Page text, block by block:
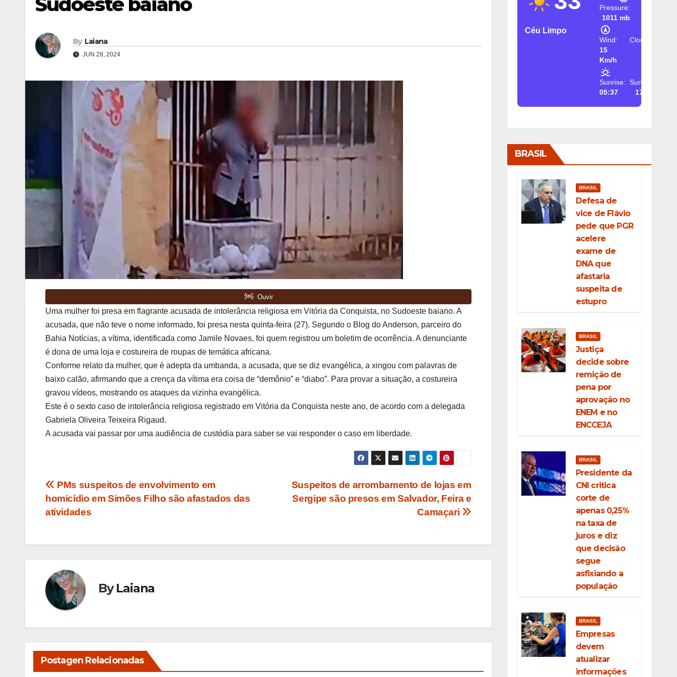
By Laiana
JUN 28, 2024
Uma mulher foi presa em flagrante acusada de intolerância religiosa em Vitória da Conquista, no Sudoeste baiano. A
acusada, que não teve o nome informado, foi presa nesta quinta-feira (27). Segundo o Blog do Anderson, parceiro do
Bahia Notícias, a vítima, identificada como Jamile Novaes, foi quem registrou um boletim de ocorrência. A denunciante
é dona de uma loja e costureira de roupas de temática africana.
Conforme relato da mulher, que é adepta da umbanda, a acusada, que se diz evangélica, a xingou com palavras de
baixo calão, afirmando que a crença da vítima era coisa de “demônio” e “diabo”. Para provar a situação, a costureira
gravou vídeos, mostrando os ataques da vizinha evangélica.
Este é o sexto caso de intolerância religiosa registrado em Vitória da Conquista neste ano, de acordo com a delegada
Gabriela Oliveira Teixeira Rigaud.
A acusada vai passar por uma audiência de custódia para saber se vai responder o caso em liberdade.
Navegação
de
Suspeitos de arrombamento de lojas em
Sergipe são presos em Salvador, Feira e
Camaçari
PMs suspeitos de envolvimento em
homicídio em Simões Filho são afastados das
atividades
ByLaiana
Postagen Relacionadas
Céu Limpo
Pressure:
1011 mb
Wind:
15
Km/h
Clouds:
Sunrise:
05:37
Sunset:
17:26
BRASIL
BRASIL
Defesa de
vice de Flávio
pede que PGR
acelere
exame de
DNA que
afastaria
suspeita de
estupro
BRASIL
Justiça
decide sobre
remição de
pena por
aprovação no
ENEM e no
ENCCEJA
BRASIL
Presidente da
CNI critica
corte de
apenas 0,25%
na taxa de
juros e diz
que decisão
segue
asfixiando a
população
BRASIL
Empresas
devem
atualizar
informações